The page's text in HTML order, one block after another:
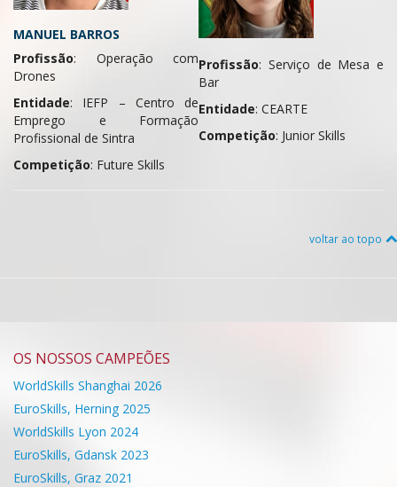
MANUEL BARROS
Profissão: Operação com
Drones
Entidade: IEFP – Centro de
Emprego e Formação
Profissional de Sintra
Competição: Future Skills
Profissão: Serviço de Mesa e
Bar
Entidade: CEARTE
Competição: Junior Skills
voltar ao topo
OS NOSSOS CAMPEÕES
WorldSkills Shanghai 2026
EuroSkills, Herning 2025
WorldSkills Lyon 2024
EuroSkills, Gdansk 2023
EuroSkills, Graz 2021